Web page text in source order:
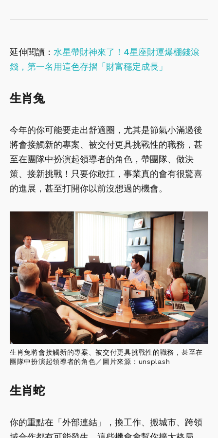
延伸閱讀： 水星帶財神來了！4星座財運爆棚錢滾
錢，第一名用這色存摺「財富穩定成長」
生肖兔
今年的你可能要走出舒適圈，尤其是節氣小滿過後
將會接觸新的專案、被交付更具挑戰性的職務，甚
至在團隊中扮演起領導者的角色，帶團隊、做決
策、接新挑戰！只要你敢扛，事業真的會有很驚喜
的進展，甚至打開你以前沒想過的機會。
生肖兔將會接觸新的專案、被交付更具挑戰性的職務，甚至在
團隊中扮演起領導者的角色／圖片來源：unsplash
生肖蛇
你的重點在「外部連結」，換工作、搬城市、跨領